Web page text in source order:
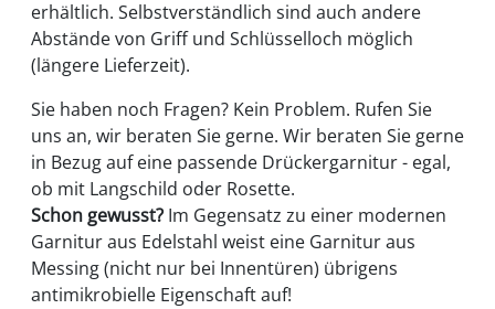
erhältlich. Selbstverständlich sind auch andere
Abstände von Griff und Schlüsselloch möglich
(längere Lieferzeit).
Sie haben noch Fragen? Kein Problem. Rufen Sie
uns an, wir beraten Sie gerne. Wir beraten Sie gerne
in Bezug auf eine passende Drückergarnitur - egal,
ob mit Langschild oder Rosette.
Schon gewusst? Im Gegensatz zu einer modernen
Garnitur aus Edelstahl weist eine Garnitur aus
Messing (nicht nur bei Innentüren) übrigens
antimikrobielle Eigenschaft auf!